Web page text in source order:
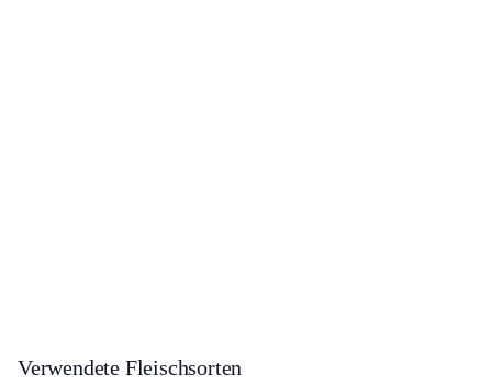
Verwendete Fleischsorten